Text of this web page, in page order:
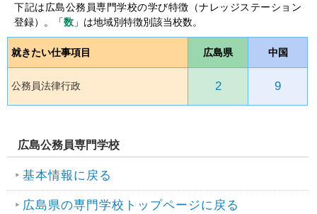
下記は広島公務員専門学校の学び特徴（ナレッジステーション
登録）。「数 」は地域別特徴別該当校数。
就きたい仕事項目 広島県 中国
公務員法律行政 2 9
広島公務員専門学校
基本情報に戻る
広島県の専門学校トップページに戻る